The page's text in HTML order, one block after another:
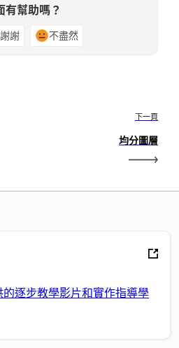
有幫助嗎？
謝 不盡然
下一頁
均分圖層
逐步教學影片和實作指導學